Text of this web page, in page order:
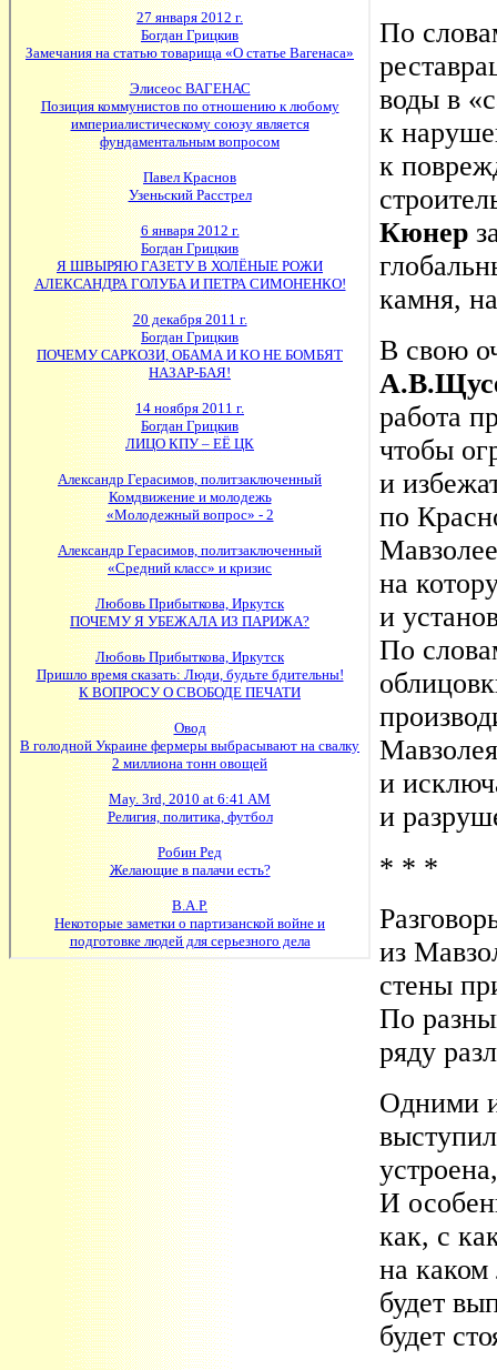
По
воды в
к
к
Кюнер
камня,
В свою
работа
чтобы
и
по
на
и
По
и
и
* * *
из
стены
По
ряду
Одними
И
как, с
на каком
будет
будет